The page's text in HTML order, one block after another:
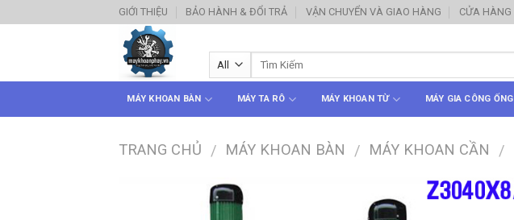
to
GIỚI THIỆU BẢO HÀNH & ĐỔI TRẢ VẬN CHUYỂN VÀ GIAO HÀNG CỬA HÀNG
MÁY KHOAN BÀN MÁY TA RÔ MÁY KHOAN TỪ MÁY GIA CÔNG ỐNG
TRANG CHỦ / MÁY KHOAN BÀN / MÁY KHOAN CẦN /